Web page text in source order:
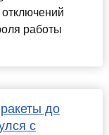
работы
до
с